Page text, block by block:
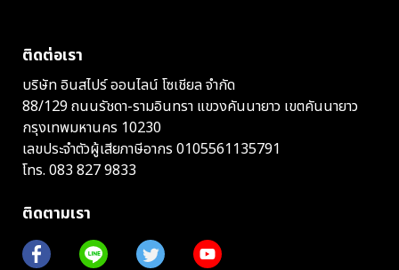
ติดต่อเรา
บริษัท อินสไปร์ ออนไลน์ โซเชียล จำกัด
88/129 ถนนรัชดา-รามอินทรา แขวงคันนายาว เขตคันนายาว
กรุงเทพมหานคร 10230
เลขประจำตัวผู้เสียภาษีอากร 0105561135791
โทร. 083 827 9833
ติดตามเรา